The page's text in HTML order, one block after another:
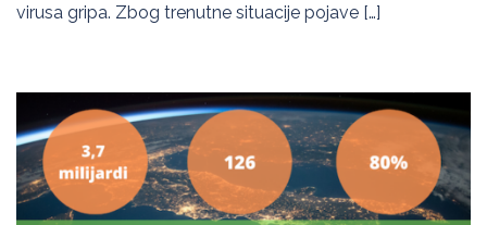
virusa gripa. Zbog trenutne situacije pojave […]